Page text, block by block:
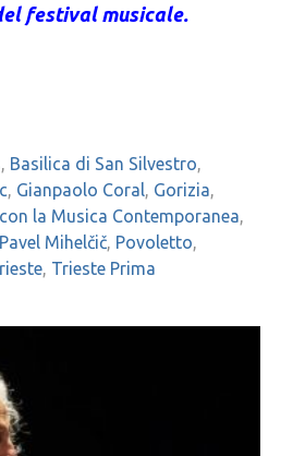
festival musicale.
, Basilica di San Silvestro,
, Gianpaolo Coral, Gorizia,
la Musica Contemporanea,
Pavel Mihelčič, Povoletto,
, Trieste Prima